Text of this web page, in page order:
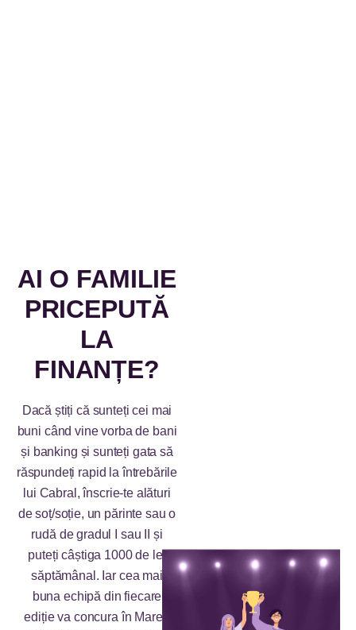
AI O FAMILIE
PRICEPUTĂ
LA
FINANȚE?
Dacă știți că sunteți cei mai
buni când vine vorba de bani
și banking și sunteți gata să
răspundeți rapid la întrebările
lui Cabral, înscrie-te alături
de soț/soție, un părinte sau o
rudă de gradul I sau II și
puteți câștiga 1000 de lei
săptămânal. Iar cea mai
buna echipă din fiecare
ediție va concura în Marea